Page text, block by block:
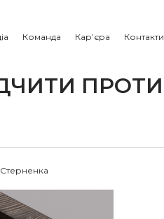
Команда Кар’єра Контакти
ПРОТИ